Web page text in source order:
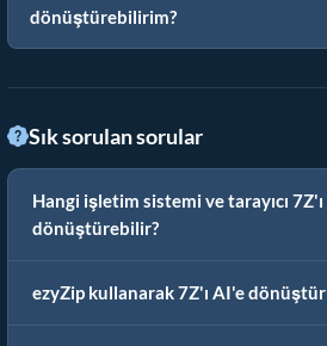
dönüştürebilirim?
Sık sorulan sorular
Hangi işletim sistemi ve tarayıcı
dönüştürebilir?
ezyZip kullanarak 7Z'ı AI'e